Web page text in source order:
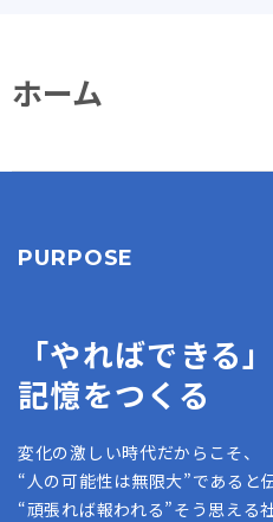
ホーム
PURPOSE
「やればできる
記憶をつくる
変化の激しい時代だからこそ、
“人の可能性は無限大”であると
“頑張れば報われる”そう思える